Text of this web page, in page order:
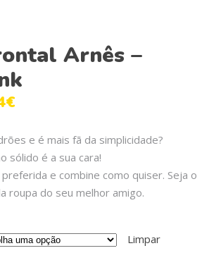
Arnês –
€
e é mais fã da simplicidade?
sólido é a sua cara!
preferida e combine como quiser. Seja o
roupa do seu melhor amigo.
Limpar